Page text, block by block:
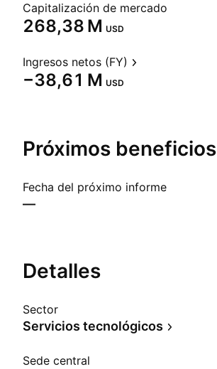
Capitalización de mercado
‪268,38 M‬ USD
Ingresos netos (FY)
‪−38,61 M‬ USD
Próximos beneficios
Fecha del próximo informe
—
Detalles
Sector
Servicios tecnológicos
Sede central